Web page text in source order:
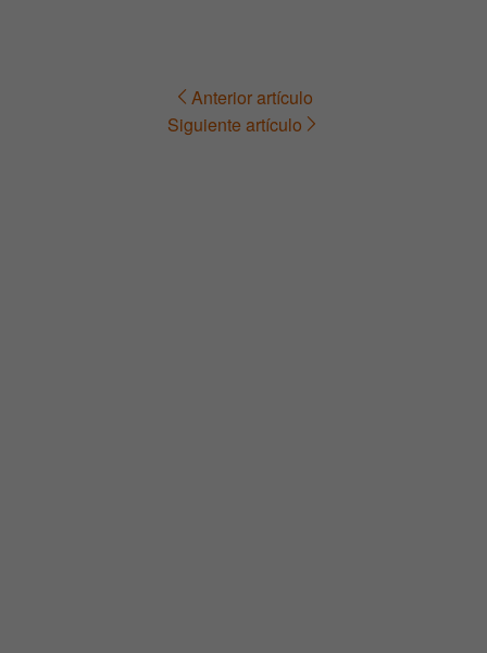
Navegación Anterior artículo
Siguiente artículo